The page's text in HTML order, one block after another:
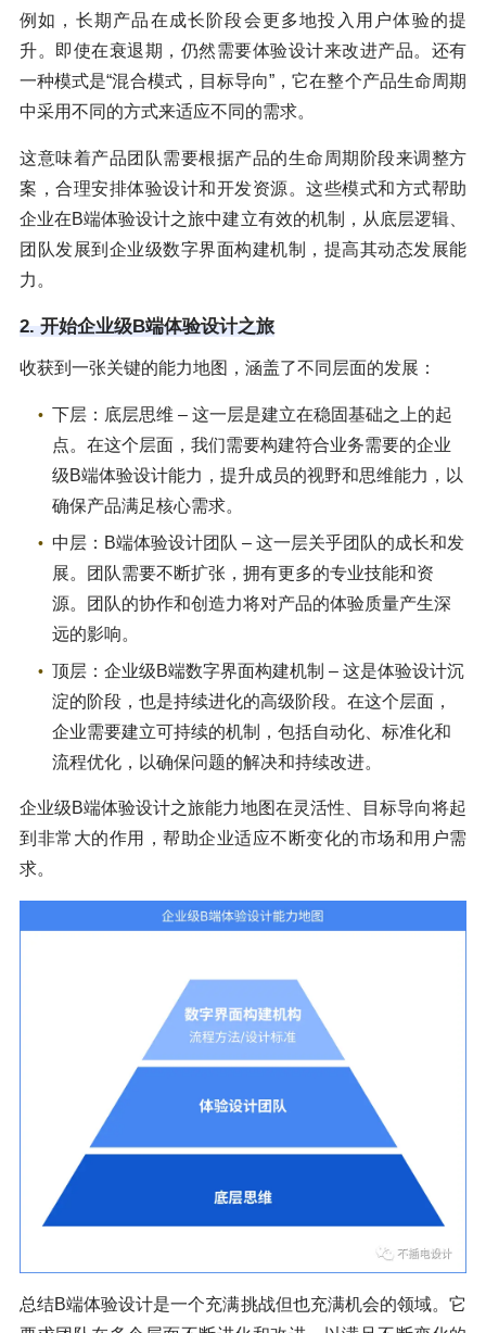
例如，长期产品在成长阶段会更多地投入用户体验的提
升。即使在衰退期，仍然需要体验设计来改进产品。还有
一种模式是“混合模式，目标导向”，它在整个产品生命周期
中采用不同的方式来适应不同的需求。
这意味着产品团队需要根据产品的生命周期阶段来调整方
案，合理安排体验设计和开发资源。这些模式和方式帮助
企业在B端体验设计之旅中建立有效的机制，从底层逻辑、
团队发展到企业级数字界面构建机制，提高其动态发展能
力。
2. 开始企业级B端体验设计之旅
收获到一张关键的能力地图，涵盖了不同层面的发展：
下层：底层思维 – 这一层是建立在稳固基础之上的起
点。在这个层面，我们需要构建符合业务需要的企业
级B端体验设计能力，提升成员的视野和思维能力，以
确保产品满足核心需求。
中层：B端体验设计团队 – 这一层关乎团队的成长和发
展。团队需要不断扩张，拥有更多的专业技能和资
源。团队的协作和创造力将对产品的体验质量产生深
远的影响。
顶层：企业级B端数字界面构建机制 – 这是体验设计沉
淀的阶段，也是持续进化的高级阶段。在这个层面，
企业需要建立可持续的机制，包括自动化、标准化和
流程优化，以确保问题的解决和持续改进。
企业级B端体验设计之旅能力地图在灵活性、目标导向将起
到非常大的作用，帮助企业适应不断变化的市场和用户需
求。
总结B端体验设计是一个充满挑战但也充满机会的领域。它